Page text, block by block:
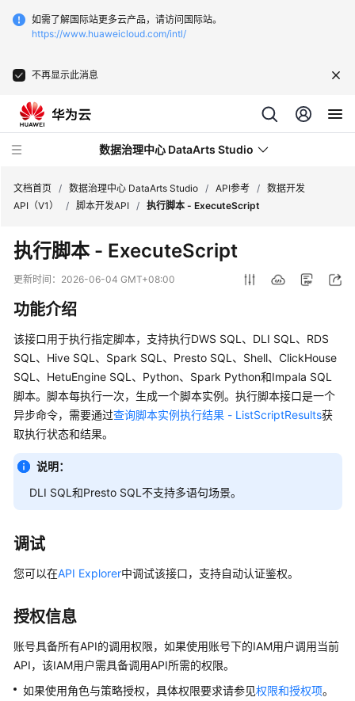
如需了解国际站更多云产品，请访问国际站。
https://www.huaweicloud.com/intl/
不再显示此消息
数据治理中心 DataArts Studio
最
新
动
务
公
告
产
品
介
绍
治
方
论
快
速
门
文档首页 / 数据治理中心 DataArts Studio / API参考 / 数据开发
API（V1）
/ 脚本开发API / 执行脚本 - ExecuteScript
执行脚本 - ExecuteScript
更新时间： 2026-06-04 GMT+08:00
功能介绍
该接口用于执行指定脚本，支持执行DWS SQL、DLI SQL、RDS
SQL、Hive SQL、Spark SQL、Presto SQL、Shell、ClickHouse
SQL、HetuEngine SQL、Python、Spark Python和Impala SQL
脚本。脚本每执行一次，生成一个脚本实例。执行脚本接口是一个
异步命令，需要通过查询脚本实例执行结果 - ListScriptResults获
取执行状态和结果。
说明：
DLI SQL和Presto SQL不支持多语句场景。
调试
您可以在API Explorer中调试该接口，支持自动认证鉴权。
授权信息
账号具备所有API的调用权限，如果使用账号下的IAM用户调用当前
API，该IAM用户需具备调用API所需的权限。
如果使用角色与策略授权，具体权限要求请参见权限和授权项。